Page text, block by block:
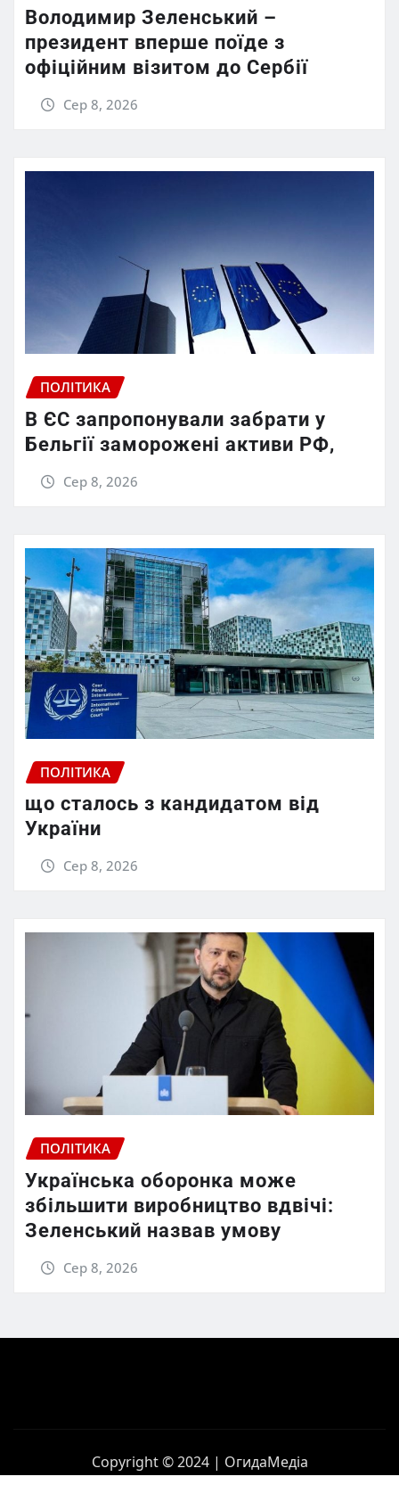
Володимир Зеленський –
президент вперше поїде з
офіційним візитом до Сербії
Сер 8, 2026
ПОЛІТИКА
В ЄС запропонували забрати у
Бельгії заморожені активи РФ,
Сер 8, 2026
ПОЛІТИКА
що сталось з кандидатом від
України
Сер 8, 2026
ПОЛІТИКА
Українська оборонка може
збільшити виробництво вдвічі:
Зеленський назвав умову
Сер 8, 2026
Copyright © 2024 | ОгидаМедіа